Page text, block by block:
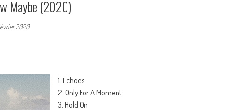
Maybe (2020)
2020
1. Echoes
2. Only For A Moment
3. Hold On